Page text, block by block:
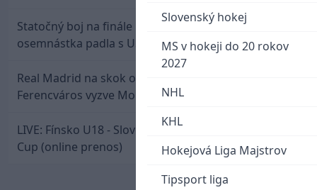
Slovenský hokej
MS v hokeji do 20 rokov
2027
NHL
KHL
Hokejová Liga Majstrov
Tipsport liga
Statočný boj na finále nestačil: Slovenská
osemnástka padla s USA a zabojuje o bronz
Real Madrid na skok od Slovenska: Borbélyho
Ferencváros vyzve Mourinhove hviezdy
LIVE: Fínsko U18 - Slovensko U18 / Hlinka-Gretzky
Cup (online prenos)